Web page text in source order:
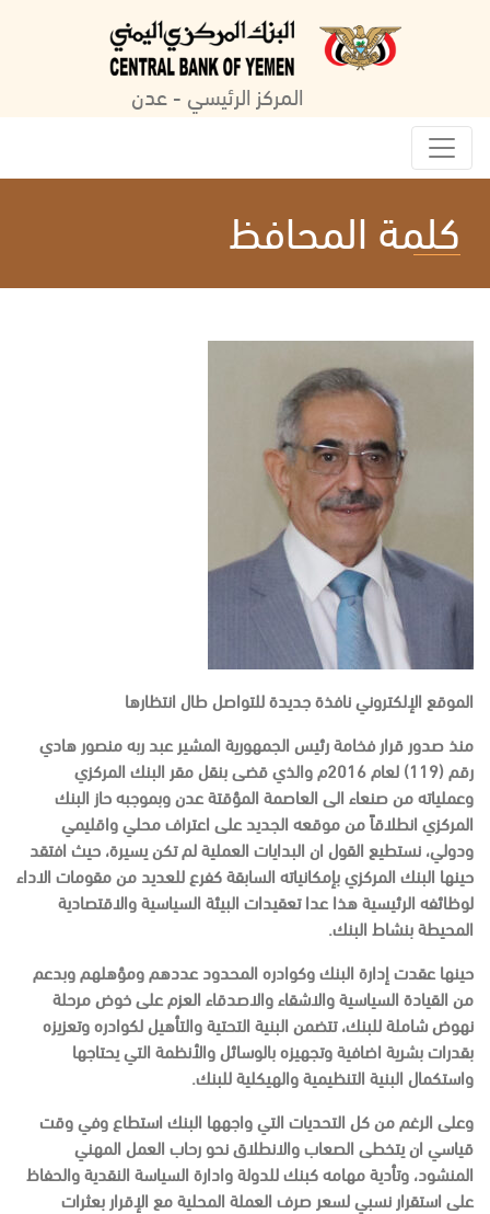
المركز الرئيسي - عدن
كلمة المحافظ
الموقع الإلكتروني نافذة جديدة للتواصل طال انتظارها
منذ صدور قرار فخامة رئيس الجمهورية المشير عبد ربه منصور هادي
رقم (119) لعام 2016م والذي قضى بنقل مقر البنك المركزي
وعملياته من صنعاء الى العاصمة المؤقتة عدن وبموجبه حاز البنك
المركزي انطلاقاً من موقعه الجديد على اعتراف محلي واقليمي
ودولي، نستطيع القول ان البدايات العملية لم تكن يسيرة، حيث افتقد
حينها البنك المركزي بإمكانياته السابقة كفرع للعديد من مقومات الاداء
لوظائفه الرئيسية هذا عدا تعقيدات البيئة السياسية والاقتصادية
المحيطة بنشاط البنك.
حينها عقدت إدارة البنك وكوادره المحدود عددهم ومؤهلهم وبدعم
من القيادة السياسية والاشقاء والاصدقاء العزم على خوض مرحلة
نهوض شاملة للبنك، تتضمن البنية التحتية والتأهيل لكوادره وتعزيزه
بقدرات بشرية اضافية وتجهيزه بالوسائل والأنظمة التي يحتاجها
واستكمال البنية التنظيمية والهيكلية للبنك.
وعلى الرغم من كل التحديات التي واجهها البنك استطاع وفي وقت
قياسي ان يتخطى الصعاب والانطلاق نحو رحاب العمل المهني
المنشود، وتأدية مهامه كبنك للدولة وادارة السياسة النقدية والحفاظ
على استقرار نسبي لسعر صرف العملة المحلية مع الإقرار بعثرات